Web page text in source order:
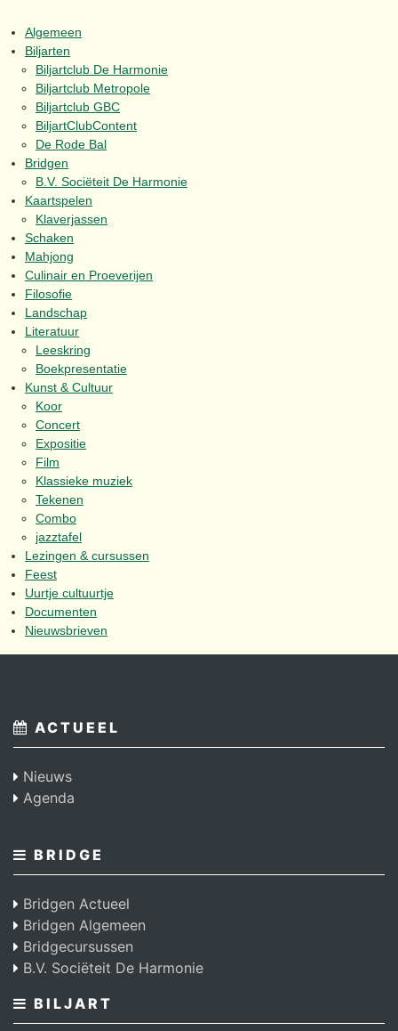
Algemeen
Biljarten
Biljartclub De Harmonie
Biljartclub Metropole
Biljartclub GBC
BiljartClubContent
De Rode Bal
Bridgen
B.V. Sociëteit De Harmonie
Kaartspelen
Klaverjassen
Schaken
Mahjong
Culinair en Proeverijen
Filosofie
Landschap
Literatuur
Leeskring
Boekpresentatie
Kunst & Cultuur
Koor
Concert
Expositie
Film
Klassieke muziek
Tekenen
Combo
jazztafel
Lezingen & cursussen
Feest
Uurtje cultuurtje
Documenten
Nieuwsbrieven
ACTUEEL
Nieuws
Agenda
BRIDGE
Bridgen Actueel
Bridgen Algemeen
Bridgecursussen
B.V. Sociëteit De Harmonie
BILJART